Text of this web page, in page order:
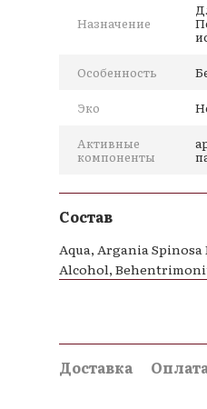
Способ
Вымойте волосы
Нанесите
После химических
Для регулярного
Для домашнего и
Назначение
Особенность
Эко
Активные
компоненты
Состав
Aqua, Argania
Alcohol,
Доставка